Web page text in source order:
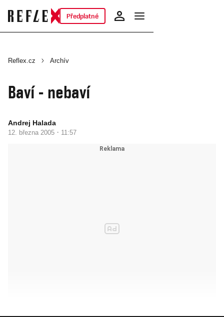
Předplatné
Reflex.cz Archív
Baví - nebaví
Andrej Halada
12. března 2005 · 11:57